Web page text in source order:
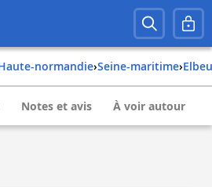
haute-normandie› seine-maritime›
Notes et avis À voir autour